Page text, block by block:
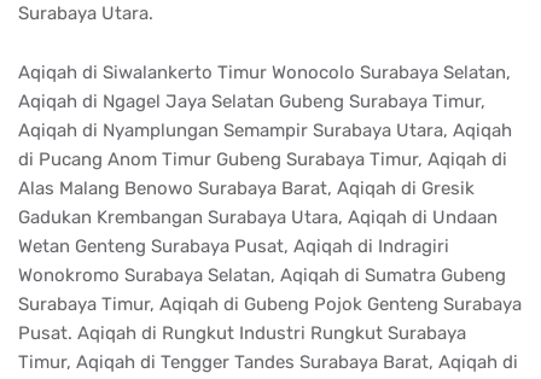
Surabaya Utara.
Aqiqah di Siwalankerto Timur Wonocolo Surabaya Selatan,
Aqiqah di Ngagel Jaya Selatan Gubeng Surabaya Timur,
Aqiqah di Nyamplungan Semampir Surabaya Utara, Aqiqah
di Pucang Anom Timur Gubeng Surabaya Timur, Aqiqah di
Alas Malang Benowo Surabaya Barat, Aqiqah di Gresik
Gadukan Krembangan Surabaya Utara, Aqiqah di Undaan
Wetan Genteng Surabaya Pusat, Aqiqah di Indragiri
Wonokromo Surabaya Selatan, Aqiqah di Sumatra Gubeng
Surabaya Timur, Aqiqah di Gubeng Pojok Genteng Surabaya
Pusat. Aqiqah di Rungkut Industri Rungkut Surabaya
Timur, Aqiqah di Tengger Tandes Surabaya Barat, Aqiqah di